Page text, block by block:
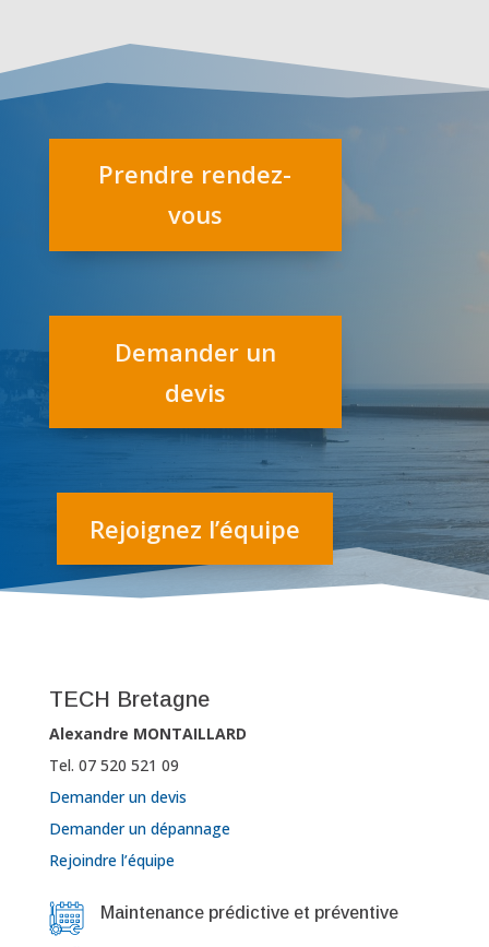
Prendre rendez-
vous
Demander un
devis
Rejoignez l’équipe
TECH Bretagne
Alexandre MONTAILLARD
Tel. 07 520 521 09
Demander un devis
Demander un dépannage
Rejoindre l’équipe
Maintenance prédictive et préventive